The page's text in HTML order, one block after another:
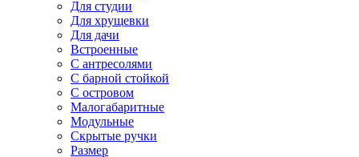
Для студии
Для хрущевки
Для дачи
Встроенные
С антресолями
С барной стойкой
С островом
Малогабаритные
Модульные
Скрытые ручки
Размер